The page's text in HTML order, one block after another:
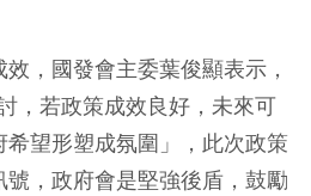
，國發會主委葉俊顯表示，
，若政策成效良好，未來可
望形塑成氛圍」，此次政策
，政府會是堅強後盾，鼓勵